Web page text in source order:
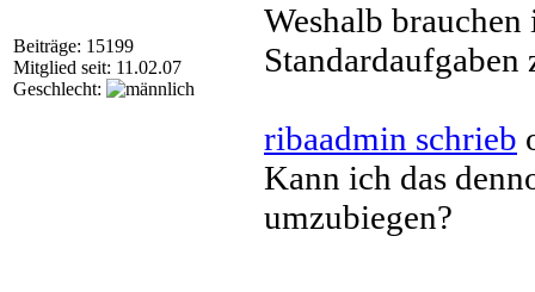
Beiträge: 15199
Mitglied seit: 11.02.07
Geschlecht:
Weshalb
Standardaufgaben
ribaadmin schrieb
Kann ich das
umzubiegen?